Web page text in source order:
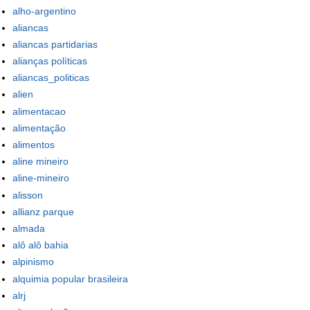
alho-argentino
aliancas
aliancas partidarias
alianças políticas
aliancas_politicas
alien
alimentacao
alimentação
alimentos
aline mineiro
aline-mineiro
alisson
allianz parque
almada
alô alô bahia
alpinismo
alquimia popular brasileira
alrj